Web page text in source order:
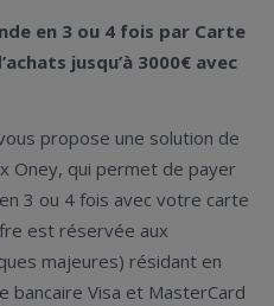
en 3 ou 4 fois par Carte
jusqu’à 3000€ avec
propose une solution de
Oney, qui permet de payer
3 ou 4 fois avec votre carte
est réservée aux
majeures) résidant en
bancaire Visa et MasterCard